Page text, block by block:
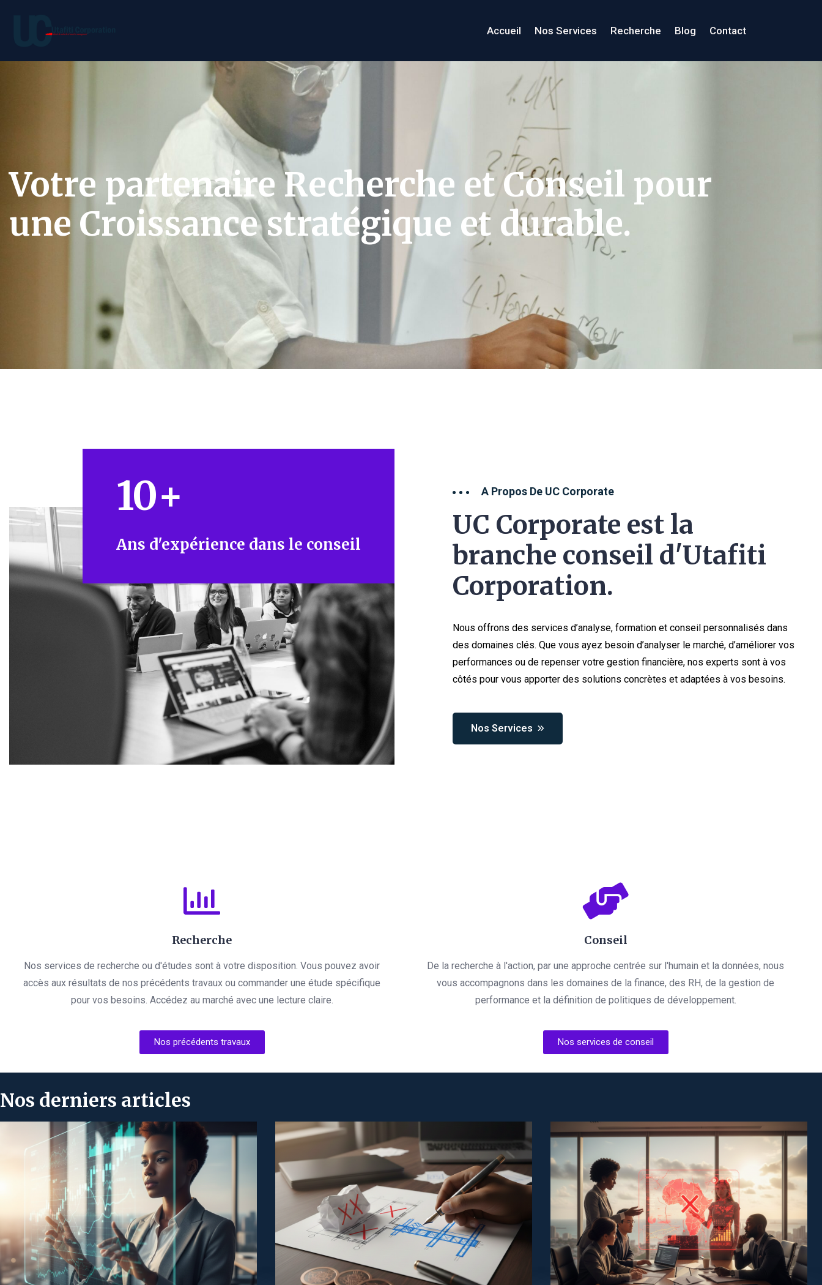
Accueil Nos Services Recherche Blog Contact
Votre partenaire Recherche et Conseil pour
une Croissance stratégique et durable.
10+
Ans d'expérience dans le conseil
A Propos De UC Corporate
UC Corporate est la
branche conseil d'Utafiti
Corporation.
Nous offrons des services d’analyse, formation et conseil personnalisés dans
des domaines clés. Que vous ayez besoin d’analyser le marché, d’améliorer vos
performances ou de repenser votre gestion financière, nos experts sont à vos
côtés pour vous apporter des solutions concrètes et adaptées à vos besoins.
Nos Services
Recherche
Nos services de recherche ou d'études sont à votre disposition. Vous pouvez avoir
accès aux résultats de nos précédents travaux ou commander une étude spécifique
pour vos besoins. Accédez au marché avec une lecture claire.
Nos précédents travaux
Conseil
De la recherche à l'action, par une approche centrée sur l'humain et la données, nous
vous accompagnons dans les domaines de la finance, des RH, de la gestion de
performance et la définition de politiques de développement.
Nos services de conseil
Nos derniers articles